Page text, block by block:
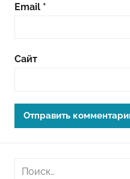
Email *
Сайт